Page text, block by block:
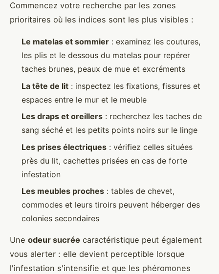
Commencez votre recherche par les zones
prioritaires où les indices sont les plus visibles :
Le matelas et sommier : examinez les coutures,
les plis et le dessous du matelas pour repérer
taches brunes, peaux de mue et excréments
La tête de lit : inspectez les fixations, fissures et
espaces entre le mur et le meuble
Les draps et oreillers : recherchez les taches de
sang séché et les petits points noirs sur le linge
Les prises électriques : vérifiez celles situées
près du lit, cachettes prisées en cas de forte
infestation
Les meubles proches : tables de chevet,
commodes et leurs tiroirs peuvent héberger des
colonies secondaires
Une odeur sucrée caractéristique peut également
vous alerter : elle devient perceptible lorsque
l'infestation s'intensifie et que les phéromones